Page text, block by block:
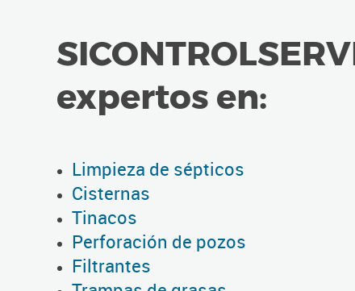
expertos en:
Limpieza de sépticos
Cisternas
Tinacos
Perforación de pozos
Filtrantes